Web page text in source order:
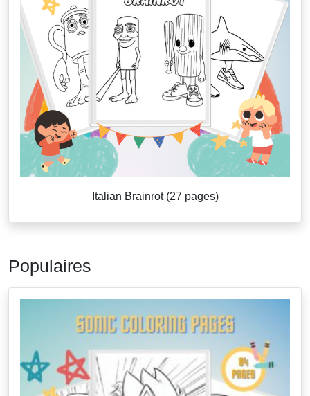
Italian Brainrot (27 pages)
Populaires